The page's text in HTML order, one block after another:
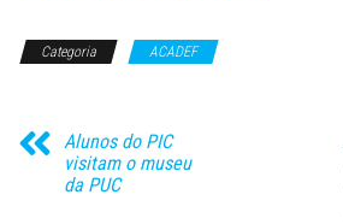
Categoria ACADEF
Alunos do PIC
visitam o museu
da PUC